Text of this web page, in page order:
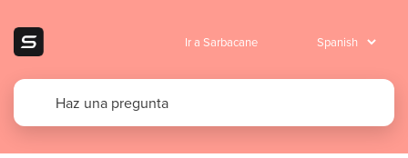
Ir a Sarbacane